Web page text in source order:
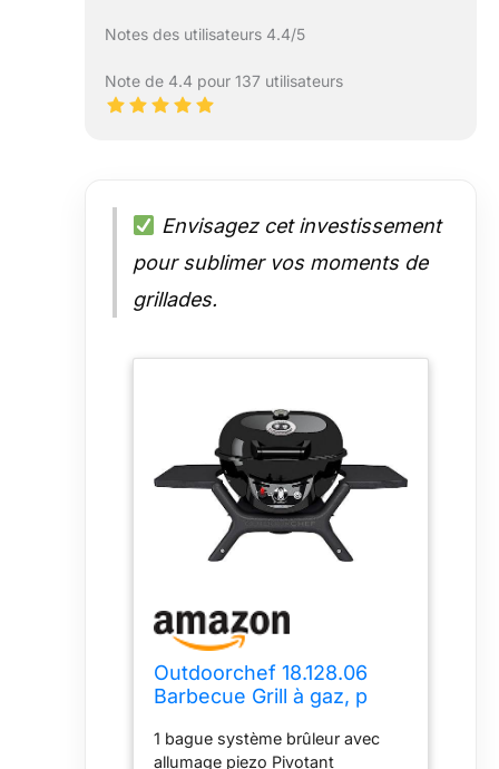
Notes des utilisateurs 4.4/5
Note de 4.4 pour 137 utilisateurs
Envisagez cet investissement
pour sublimer vos moments de
grillades.
Outdoorchef 18.128.06
Barbecue Grill à gaz, p
43 cm, Noir
1 bague système brûleur avec
allumage piezo Pivotant